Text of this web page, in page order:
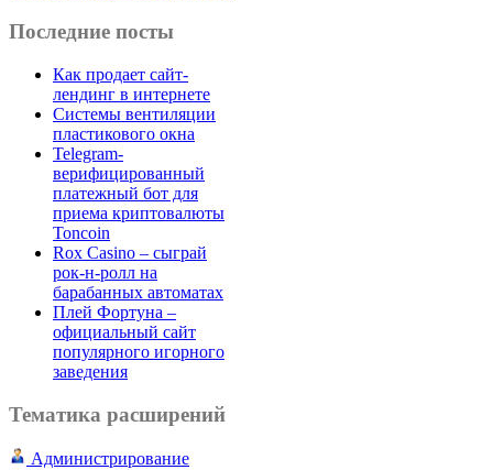
Последние посты
Как продает сайт-
лендинг в интернете
Системы вентиляции
пластикового окна
Telegram-
верифицированный
платежный бот для
приема криптовалюты
Toncoin
Rox Casino – сыграй
рок-н-ролл на
барабанных автоматах
Плей Фортуна –
официальный сайт
популярного игорного
заведения
Тематика расширений
Администрирование